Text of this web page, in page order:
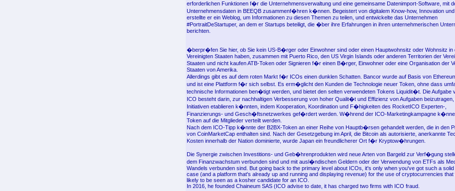
erforderlichen Funktionen f�r die Unternehmensverwaltung und eine gemeinsame Datenimport-Software, mit
Unternehmensdaten in BEEQB zusammenf�hren k�nnen. Begeistert von digitalem Know-how, Innovation und
erstellte er ein Weblog, um Informationen zu diesen Themen zu teilen, und entwickelte das Unternehmen
#PortraitDeStartuper, an dem er Startups beteiligt, die �ber ihre Erfahrungen in ihren unternehmerischen
berichten.
�berpr�fen Sie hier, ob Sie kein US-B�rger oder Einwohner sind oder einen Hauptwohnsitz oder Wohnsitz in
Vereinigten Staaten haben, zusammen mit Puerto Rico, den US Virgin Islands oder anderen Territorien der
Staaten und nicht kaufen ATB-Token oder Signieren f�r einen B�rger, Einwohner oder eine Organisation der
Staaten von Amerika.
Allerdings gibt es auf dem roten Markt f�r ICOs einen dunklen Schatten. Bancor wurde auf Basis von
und ist eine Plattform f�r sich selbst. Es erm�glicht den Kunden die Technologie neuer Token, ohne dass
technische Informationen ben�tigt werden, und bietet den selten verwendeten Tokens Liquidit�t. Die Aufgabe
ICO besteht darin, zur nachhaltigen Verbesserung von hoher Qualit�t und Effizienz von Aufgaben
Initiativen etablieren k�nnten, indem Kooperation, Koordination und F�higkeiten des RocketICO Experten-,
Finanzierungs- und Gesch�ftsnetzwerkes gef�rdert werden. W�hrend der ICO-Marketingkampagne
Token auf die Mitglieder verteilt werden.
Nach dem ICO-Tipp k�nnte der B2BX-Token an einer Reihe von Hauptb�rsen gehandelt werden, die in den
von CoinMarketCap enthalten sind. Nach der Gesetzgebung im April, die Bitcoin als autorisierte, anerkannte
Kosten innerhalb der Nation dominierte, wurde Japan ein freundlicherer Ort f�r Kryptow�hrungen.
Die Synergie zwischen Investitions- und Geb�hrenprodukten wird neue Arten von Bargeld zur Verf�gung
dem Finanzwachstum verbunden sind und mit ausl�ndischen Geldern oder der Verwendung von ETFs als
Wandels verbunden sind. But going back to the primary level about ICOs, it's only when you've got such a
case (and a platform that's already up and running and displaying revenue) for the use of cryptocurrencies that
likely to be seen as a kosher candidate for an ICO.
In 2016, he founded Chaineum SAS (ICO advise to date, it has charged two firms with ICO fraud.